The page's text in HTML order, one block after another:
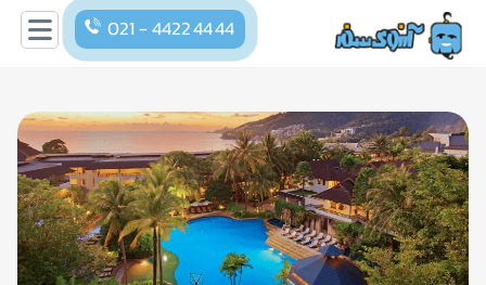
021 - 4422 44 44